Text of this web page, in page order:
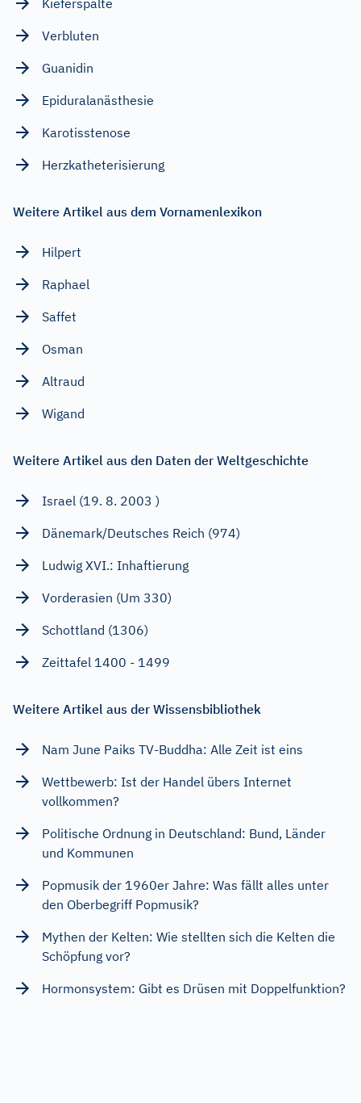
Verbluten
Guanidin
Epiduralanästhesie
Karotisstenose
Herzkatheterisierung
Weitere Artikel aus dem Vornamenlexikon
Hilpert
Raphael
Saffet
Osman
Altraud
Wigand
Weitere Artikel aus den Daten der Weltgeschichte
Israel (19. 8. 2003 )
Dänemark/Deutsches Reich (974)
Ludwig XVI.: Inhaftierung
Vorderasien (Um 330)
Schottland (1306)
Zeittafel 1400 - 1499
Weitere Artikel aus der Wissensbibliothek
Nam June Paiks TV-Buddha: Alle Zeit ist eins
Wettbewerb: Ist der Handel übers Internet
vollkommen?
Politische Ordnung in Deutschland: Bund, Länder
und Kommunen
Popmusik der 1960er Jahre: Was fällt alles unter
den Oberbegriff Popmusik?
Mythen der Kelten: Wie stellten sich die Kelten die
Schöpfung vor?
Hormonsystem: Gibt es Drüsen mit Doppelfunktion?